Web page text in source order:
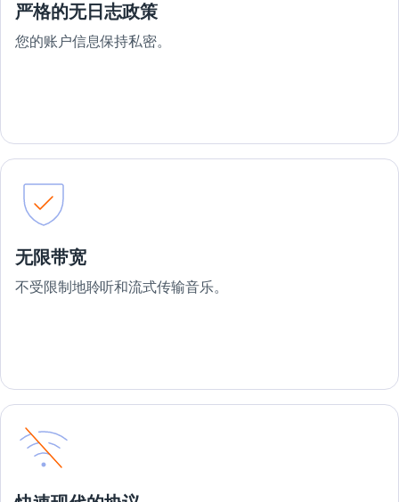
严格的无日志政策
您的账户信息保持私密。
无限带宽
不受限制地聆听和流式传输音乐。